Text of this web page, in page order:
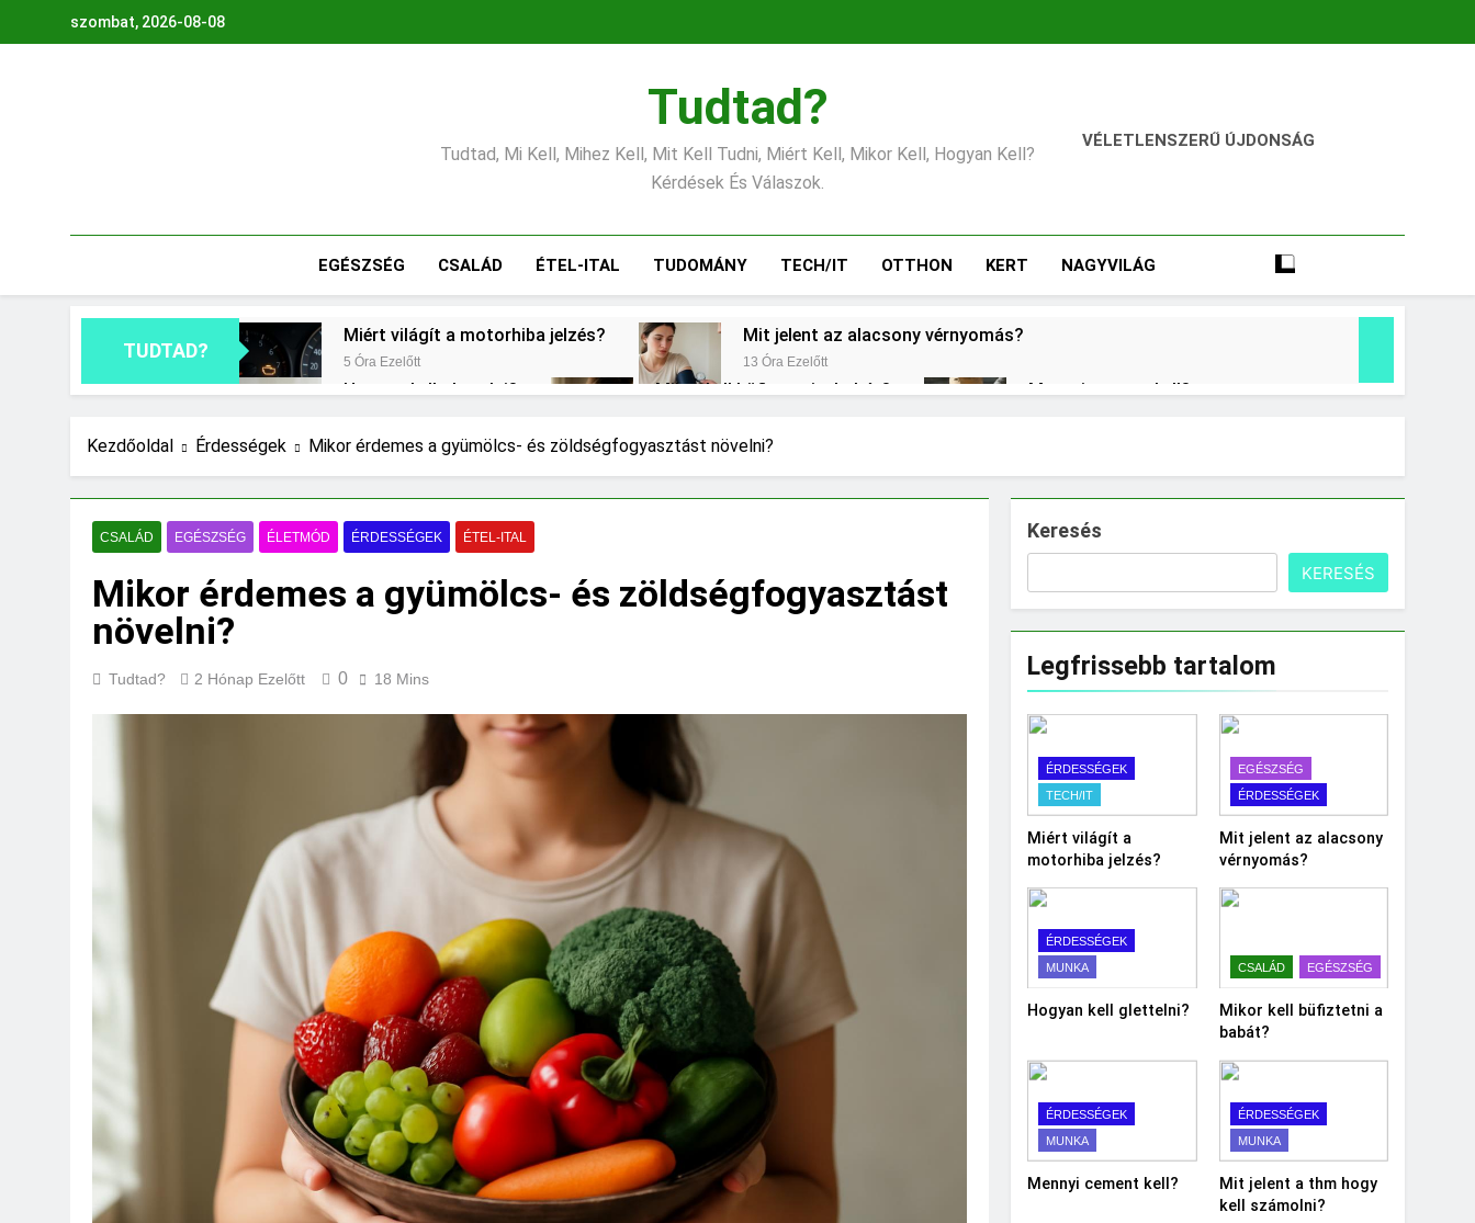
szombat, 2026-08-08
Tudtad?
Tudtad, Mi Kell, Mihez Kell, Mit Kell Tudni, Miért Kell, Mikor Kell, Hogyan Kell?
Kérdések És Válaszok.
VÉLETLENSZERŰ ÚJDONSÁG
EGÉSZSÉG CSALÁD ÉTEL-ITAL TUDOMÁNY TECH/IT OTTHON KERT NAGYVILÁG
TUDTAD?
Miért világít a motorhiba jelzés?
5 Óra Ezelőtt
Mit jelent az alacsony vérnyomás?
13 Óra Ezelőtt
Hogyan kell glettelni? Mikor kell büfiztetni a babát? Mennyi cement kell?
Mit jelent a thm hogy kell számolni? Miért zsibbad a kéz?
Mire jó a kollagén?
3 Nap Ezelőtt
Mennyi a végkielégítés?
Kezdőoldal Érdességek Mikor érdemes a gyümölcs- és zöldségfogyasztást növelni?
CSALÁD EGÉSZSÉG ÉLETMÓD ÉRDESSÉGEK ÉTEL-ITAL
Mikor érdemes a gyümölcs- és zöldségfogyasztást
növelni?
Tudtad? 2 Hónap Ezelőtt 0 18 Mins
Keresés
KERESÉS
Legfrissebb tartalom
ÉRDESSÉGEK
TECH/IT
Miért világít a
motorhiba jelzés?
EGÉSZSÉG
ÉRDESSÉGEK
Mit jelent az alacsony
vérnyomás?
ÉRDESSÉGEK
MUNKA
Hogyan kell glettelni?
CSALÁD EGÉSZSÉG
Mikor kell büfiztetni a
babát?
ÉRDESSÉGEK
MUNKA
Mennyi cement kell?
ÉRDESSÉGEK
MUNKA
Mit jelent a thm hogy
kell számolni?